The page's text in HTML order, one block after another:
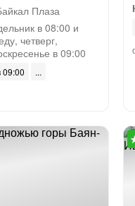
Плаза
в 08:00 и
четверг,
в 09:00
09:00